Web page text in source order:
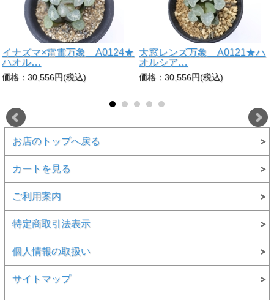
イナズマ×雷電万象 A0124★
ハオル…
価格：30,556円(税込)
大窓レンズ万象 A0121★ハ
オルシア…
価格：30,556円(税込)
お店のトップへ戻る
カートを見る
ご利用案内
特定商取引法表示
個人情報の取扱い
サイトマップ